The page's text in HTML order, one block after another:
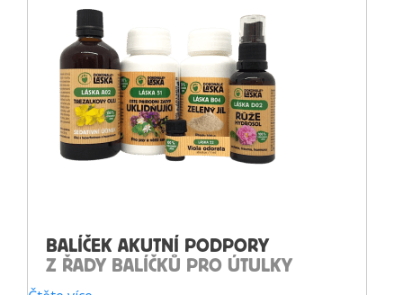
BALÍČEK AKUTNÍ PODPORY
Z ŘADY BALÍČKŮ PRO ÚTULKY